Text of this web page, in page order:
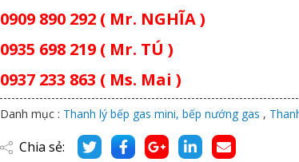
0909 890 292 ( Mr. NGHĨA )
0935 698 219 ( Mr. TÚ )
0937 233 863 ( Ms. Mai )
Danh mục : Thanh lý bếp gas mini, bếp nướng gas ,
Chia sẻ: